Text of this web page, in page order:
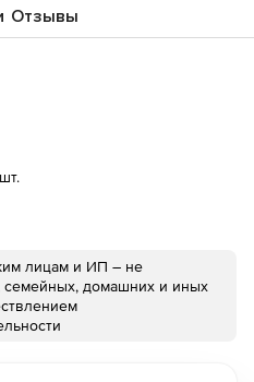
Отзывы
лицам и ИП – не
семейных, домашних и иных